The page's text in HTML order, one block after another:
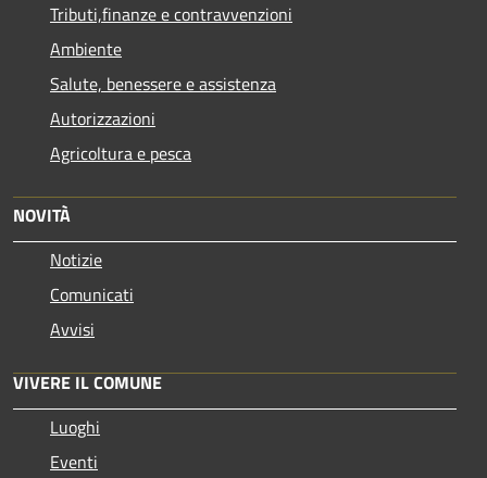
Tributi,finanze e contravvenzioni
Ambiente
Salute, benessere e assistenza
Autorizzazioni
Agricoltura e pesca
NOVITÀ
Notizie
Comunicati
Avvisi
VIVERE IL COMUNE
Luoghi
Eventi